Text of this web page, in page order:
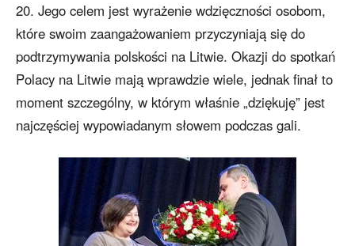
20. Jego celem jest wyrażenie wdzięczności osobom,
które swoim zaangażowaniem przyczyniają się do
podtrzymywania polskości na Litwie. Okazji do spotkań
Polacy na Litwie mają wprawdzie wiele, jednak finał to
moment szczególny, w którym właśnie „dziękuję” jest
najczęściej wypowiadanym słowem podczas gali.